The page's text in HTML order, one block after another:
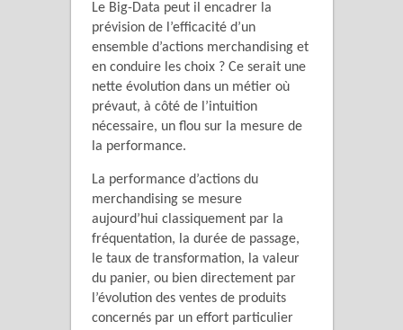
Le Big-Data peut il encadrer la
prévision de l’efficacité d’un
ensemble d’actions merchandising et
en conduire les choix ? Ce serait une
nette évolution dans un métier où
prévaut, à côté de l’intuition
nécessaire, un flou sur la mesure de
la performance.
La performance d’actions du
merchandising se mesure
aujourd’hui classiquement par la
fréquentation, la durée de passage,
le taux de transformation, la valeur
du panier, ou bien directement par
l’évolution des ventes de produits
concernés par un effort particulier